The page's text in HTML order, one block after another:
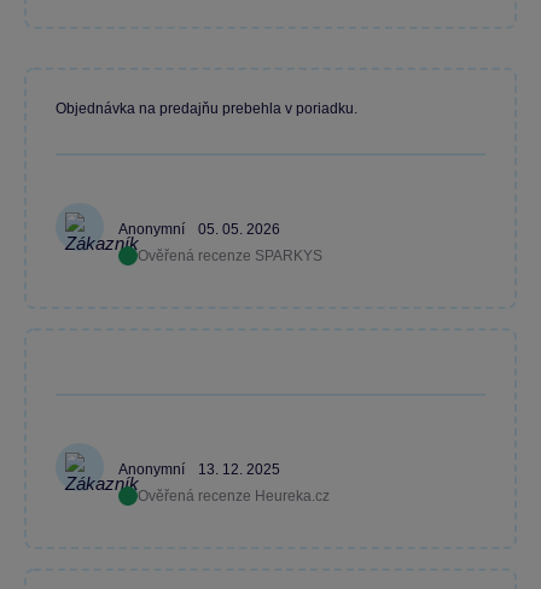
Anonymní
05. 05. 2026
Ověřená recenze SPARKYS
Objednávka na predajňu prebehla v poriadku.
Anonymní
13. 12. 2025
Ověřená recenze Heureka.cz